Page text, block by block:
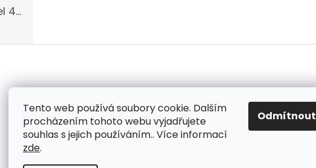
Tento web používá soubory cookie. Dalším
procházením tohoto webu vyjadřujete
souhlas s jejich používáním.. Více informací
zde.
Odmítnout
JASCH Universal prací gel 4,305l
Facebook